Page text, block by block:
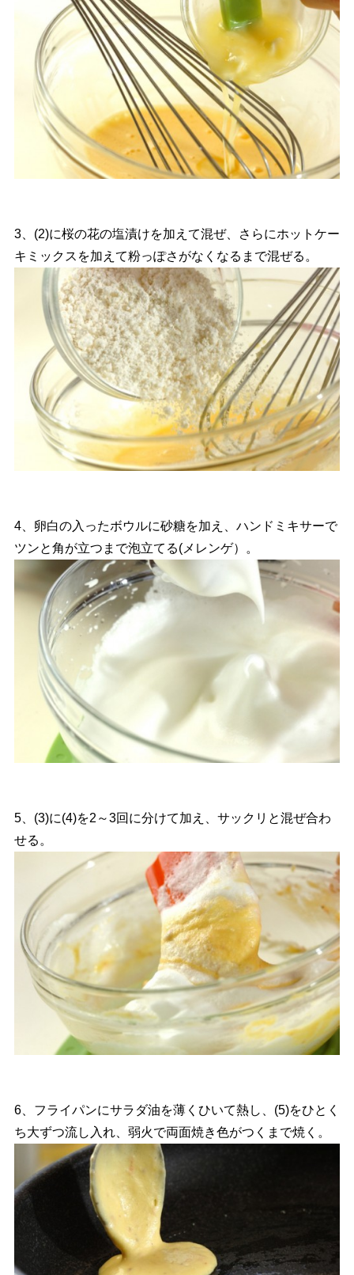
3、(2)に桜の花の塩漬けを加えて混ぜ、さらにホットケー
キミックスを加えて粉っぽさがなくなるまで混ぜる。
4、卵白の入ったボウルに砂糖を加え、ハンドミキサーで
ツンと角が立つまで泡立てる(メレンゲ）。
5、(3)に(4)を2～3回に分けて加え、サックリと混ぜ合わ
せる。
6、フライパンにサラダ油を薄くひいて熱し、(5)をひとく
ち大ずつ流し入れ、弱火で両面焼き色がつくまで焼く。